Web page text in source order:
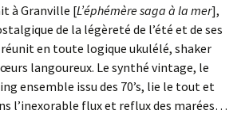
à Granville [L’éphémère saga à la mer],
de la légèreté de l’été et de ses
en toute logique ukulélé, shaker
langoureux. Le synthé vintage, le
ensemble issu des 70’s, lie le tout et
l’inexorable flux et reflux des marées…